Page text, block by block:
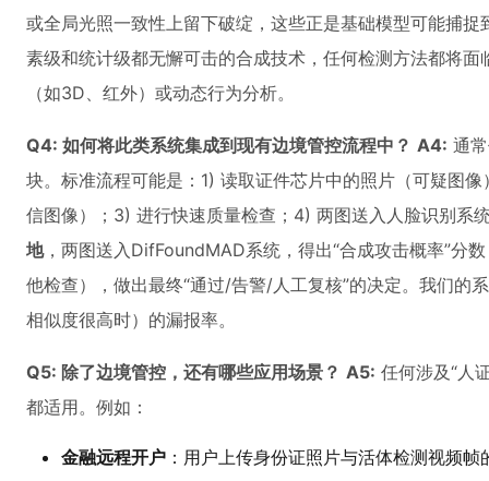
或全局光照一致性上留下破绽，这些正是基础模型可能捕捉
素级和统计级都无懈可击的合成技术，任何检测方法都将
（如3D、红外）或动态行为分析。
Q4: 如何将此类系统集成到现有边境管控流程中？ A4: 通
块。标准流程可能是：1) 读取证件芯片中的照片（可疑图
信图像）；3) 进行快速质量检查；4) 两图送入人脸识别系
地，两图送入DifFoundMAD系统，得出“合成攻击概率”分
他检查），做出最终“通过/告警/人工复核”的决定。我们的
相似度很高时）的漏报率。
Q5: 除了边境管控，还有哪些应用场景？ A5: 任何涉及“人
都适用。例如：
金融远程开户 ：用户上传身份证照片与活体检测视频帧